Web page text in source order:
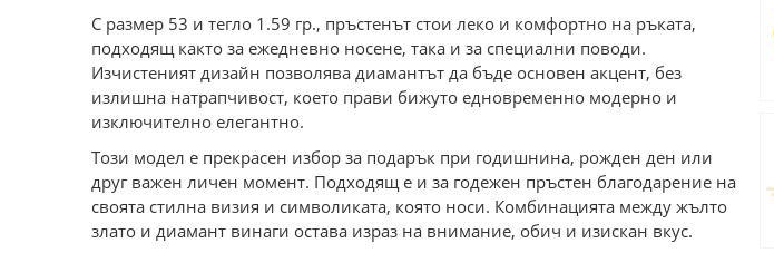
С размер 53 и тегло 1.59 гр., пръстенът стои леко и комфортно на ръката,
подходящ както за ежедневно носене, така и за специални поводи.
Изчистеният дизайн позволява диамантът да бъде основен акцент, без
излишна натрапчивост, което прави бижуто едновременно модерно и
изключително елегантно.
Този модел е прекрасен избор за подарък при годишнина, рожден ден или
друг важен личен момент. Подходящ е и за годежен пръстен благодарение на
своята стилна визия и символиката, която носи. Комбинацията между жълто
злато и диамант винаги остава израз на внимание, обич и изискан вкус.